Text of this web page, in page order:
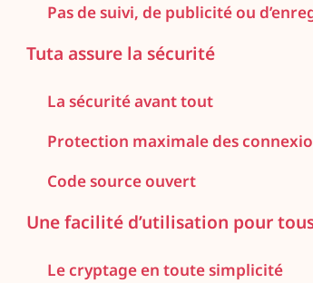
Pas de suivi, de publicité ou
Tuta assure la sécurité
La sécurité avant tout
Protection maximale des
Code source ouvert
Une facilité d’utilisation pour
Le cryptage en toute simplicité